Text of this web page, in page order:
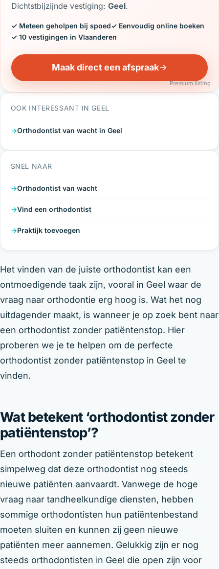
Dichtstbijzijnde vestiging:Geel.
✓ Meteen geholpen bij spoed✓ Eenvoudig online boeken
✓ 10 vestigingen in Vlaanderen
Maak direct een afspraak
Premium listing
OOK INTERESSANT IN GEEL
Orthodontist van wacht in Geel
SNEL NAAR
Orthodontist van wacht
Vind een orthodontist
Praktijk toevoegen
Het vinden van de juiste orthodontist kan een
ontmoedigende taak zijn, vooral in Geel waar de
vraag naar orthodontie erg hoog is. Wat het nog
uitdagender maakt, is wanneer je op zoek bent naar
een orthodontist zonder patiëntenstop. Hier
proberen we je te helpen om de perfecte
orthodontist zonder patiëntenstop in Geel te
vinden.
Wat betekent ‘orthodontist zonder
patiëntenstop’?
Een orthodont zonder patiëntenstop betekent
simpelweg dat deze orthodontist nog steeds
nieuwe patiënten aanvaardt. Vanwege de hoge
vraag naar tandheelkundige diensten, hebben
sommige orthodontisten hun patiëntenbestand
moeten sluiten en kunnen zij geen nieuwe
patiënten meer aannemen. Gelukkig zijn er nog
steeds orthodontisten in Geel die open zijn voor